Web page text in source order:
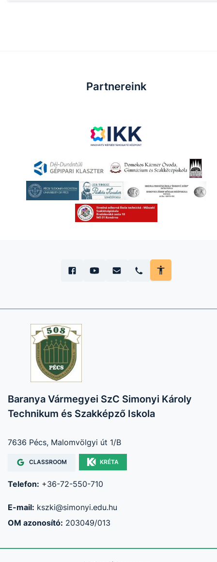
Partnereink
Baranya Vármegyei SzC Simonyi Károly
Technikum és Szakképző Iskola
7636 Pécs, Malomvölgyi út 1/B
CLASSROOM KRÉTA
Telefon: +36-72-550-710
E-mail: kszki@simonyi.edu.hu
OM azonosító: 203049/013